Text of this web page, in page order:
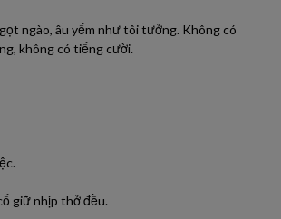
ngào, âu yếm như tôi tưởng. Không có
không có tiếng cười.
giữ nhịp thở đều.